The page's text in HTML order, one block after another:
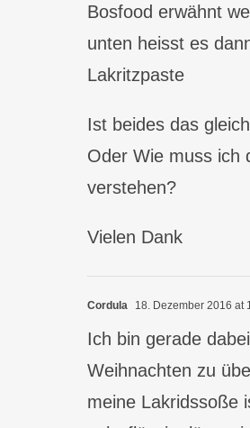
Bosfood erwähnt
unten heisst es
Lakritzpaste
Ist beides das
Oder Wie muss ich
verstehen?
Vielen Dank
Cordula 18. Dezember 2016 at
Ich bin gerade
Weihnachten zu
meine Lakridssoße